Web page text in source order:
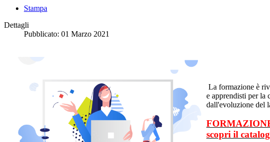
Stampa
Dettagli
Pubblicato: 01 Marzo 2021
La formazione è
e apprendisti per la
dall'evoluzione del
scopri il